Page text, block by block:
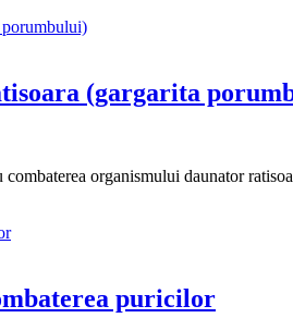
(gargarita
combaterea organismului daunator
puricilor